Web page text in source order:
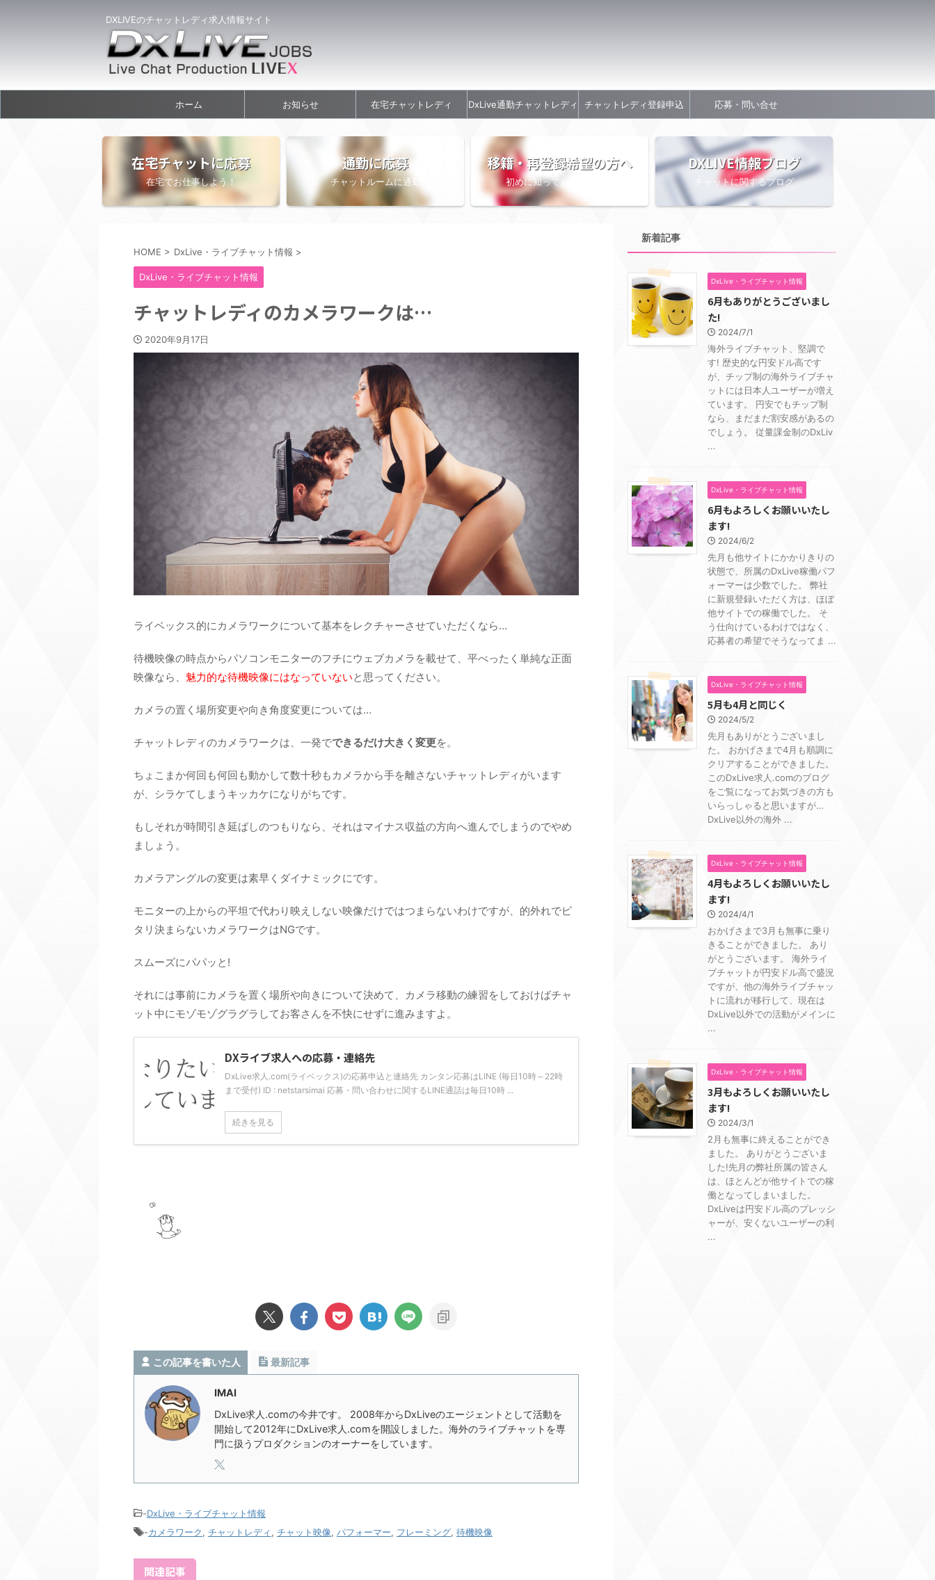
DXLIVEのチャットレディ求人情報サイト
ホーム お知らせ 在宅チャットレディ DxLive通勤チャットレディ チャットレディ登録申込 応募・問い合せ
在宅チャットに応募
在宅でお仕事しよう！
通勤に応募
チャットルームに通勤
移籍・再登録希望の方へ
初めに知っておきたい情報
DXLIVE情報ブログ
チャットに関するブログ
HOME > DxLive・ライブチャット情報 >
DxLive・ライブチャット情報
チャットレディのカメラワークは…
2020年9月17日
ライベックス的にカメラワークについて基本をレクチャーさせていただくなら…
待機映像の時点からパソコンモニターのフチにウェブカメラを載せて、平べったく単純な正面
映像なら、 魅力的な待機映像にはなっていないと思ってください。
カメラの置く場所変更や向き角度変更については…
チャットレディのカメラワークは、一発でできるだけ大きく変更を。
ちょこまか何回も何回も動かして数十秒もカメラから手を離さないチャットレディがいます
が、シラケてしまうキッカケになりがちです。
もしそれが時間引き延ばしのつもりなら、それはマイナス収益の方向へ進んでしまうのでやめ
ましょう。
カメラアングルの変更は素早くダイナミックにです。
モニターの上からの平坦で代わり映えしない映像だけではつまらないわけですが、的外れでピ
タリ決まらないカメラワークはNGです。
スムーズにパパッと!
それには事前にカメラを置く場所や向きについて決めて、カメラ移動の練習をしておけばチャ
ット中にモゾモゾグラグラしてお客さんを不快にせずに進みますよ。
DXライブ求人への応募・連絡先
DxLive求人.com(ライベックス)の応募申込と連絡先 カンタン応募はLINE (毎日10時～22時
まで受付) ID : netstarsimai 応募・問い合わせに関するLINE通話は毎日10時 ...
続きを見る
この記事を書いた人 最新記事
IMAI
DxLive求人.comの今井です。 2008年からDxLiveのエージェントとして活動を
開始して2012年にDxLive求人.comを開設しました。海外のライブチャットを専
門に扱うプロダクションのオーナーをしています。
-DxLive・ライブチャット情報
-カメラワーク, チャットレディ, チャット映像, パフォーマー, フレーミング, 待機映像
関連記事
新着記事
DxLive・ライブチャット情報
6月もありがとうございまし
た!
2024/7/1
海外ライブチャット、堅調で
す! 歴史的な円安ドル高です
が、チップ制の海外ライブチャ
ットには日本人ユーザーが増え
ています。 円安でもチップ制
なら、まだまだ割安感があるの
でしょう。 従量課金制のDxLiv
...
DxLive・ライブチャット情報
6月もよろしくお願いいたし
ます!
2024/6/2
先月も他サイトにかかりきりの
状態で、所属のDxLive稼働パフ
ォーマーは少数でした。 弊社
に新規登録いただく方は、ほぼ
他サイトでの稼働でした。 そ
う仕向けているわけではなく、
応募者の希望でそうなってま ...
DxLive・ライブチャット情報
5月も4月と同じく
2024/5/2
先月もありがとうございまし
た。 おかげさまで4月も順調に
クリアすることができました。
このDxLive求人.comのブログ
をご覧になってお気づきの方も
いらっしゃると思いますが…
DxLive以外の海外 ...
DxLive・ライブチャット情報
4月もよろしくお願いいたし
ます!
2024/4/1
おかげさまで3月も無事に乗り
きることができました。 あり
がとうございます。 海外ライ
ブチャットが円安ドル高で盛況
ですが、他の海外ライブチャッ
トに流れが移行して、現在は
DxLive以外での活動がメインに
...
DxLive・ライブチャット情報
3月もよろしくお願いいたし
ます!
2024/3/1
2月も無事に終えることができ
ました。 ありがとうございま
した!先月の弊社所属の皆さん
は、ほとんどが他サイトでの稼
働となってしまいました。
DxLiveは円安ドル高のプレッシ
ャーが、安くないユーザーの利
...